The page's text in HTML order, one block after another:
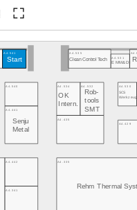
A4.341
A4.335
Rehm Thermal
A4.442
A4.441
Senju
Metal
A4.435
A4.429
A4.534
OK
Intern.
A4.532
Rob-
tools
SMT
A4.540
A4.530
SCS
Werkzeug
A4.541
Start
A4.535
Clean Control Tech
A4.531
EMM&DI